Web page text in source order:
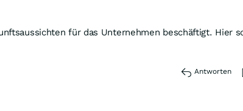
für das Unternehmen beschäftigt. Hier
Antworten